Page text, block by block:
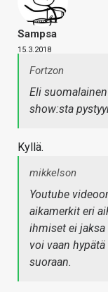
Sampsa
15.3.2018
Fortzon
Eli
show:sta
Kyllä.
mikkelson
Youtube
aikamerkit eri
ihmiset ei
voi vaan
suoraan.